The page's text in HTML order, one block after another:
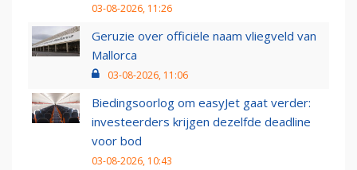
03-08-2026, 11:26
Geruzie over officiële naam vliegveld van
Mallorca
03-08-2026, 11:06
Biedingsoorlog om easyJet gaat verder:
investeerders krijgen dezelfde deadline
voor bod
03-08-2026, 10:43